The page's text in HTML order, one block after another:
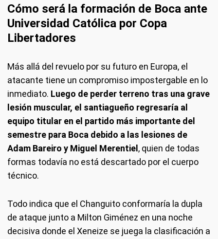
Cómo será la formación de Boca ante
Universidad Católica por Copa
Libertadores
Más allá del revuelo por su futuro en Europa, el
atacante tiene un compromiso impostergable en lo
inmediato. Luego de perder terreno tras una grave
lesión muscular, el santiagueño regresaría al
equipo titular en el partido más importante del
semestre para Boca debido a las lesiones de
Adam Bareiro y Miguel Merentiel , quien de todas
formas todavía no está descartado por el cuerpo
técnico.
Todo indica que el Changuito conformaría la dupla
de ataque junto a Milton Giménez en una noche
decisiva donde el Xeneize se juega la clasificación a